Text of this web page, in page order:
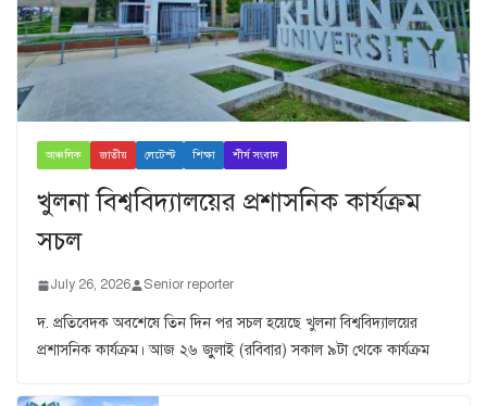
আঞ্চলিক জাতীয় লেটেস্ট শিক্ষা শীর্ষ সংবাদ
খুলনা বিশ্ববিদ্যালয়ের প্রশাসনিক কার্যক্রম
সচল
July 26, 2026 Senior reporter
দ. প্রতিবেদক অবশেষে তিন দিন পর সচল হয়েছে খুলনা বিশ্ববিদ্যালয়ের
প্রশাসনিক কার্যক্রম। আজ ২৬ জুুলাই (রবিবার) সকাল ৯টা থেকে কার্যক্রম